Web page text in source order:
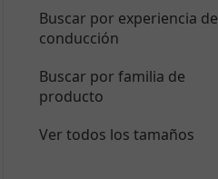
Buscar por experiencia de
conducción
Buscar por familia de
producto
Ver todos los tamaños